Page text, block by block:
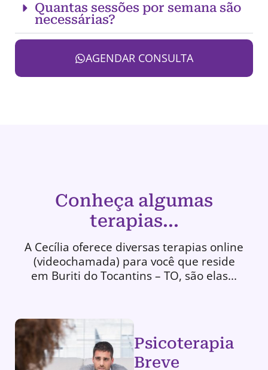
Quantas sessões por semana são
necessárias?
AGENDAR CONSULTA
Conheça algumas
terapias...
A Cecília oferece diversas terapias online
(videochamada) para você que reside
em Buriti do Tocantins – TO, são elas...
Psicoterapia
Breve